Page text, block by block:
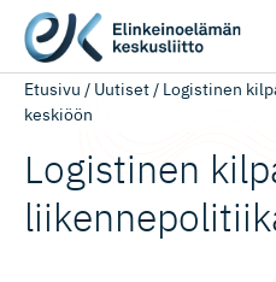
Etusivu / Uutiset/ Logistinen
keskiöön
Logistinen